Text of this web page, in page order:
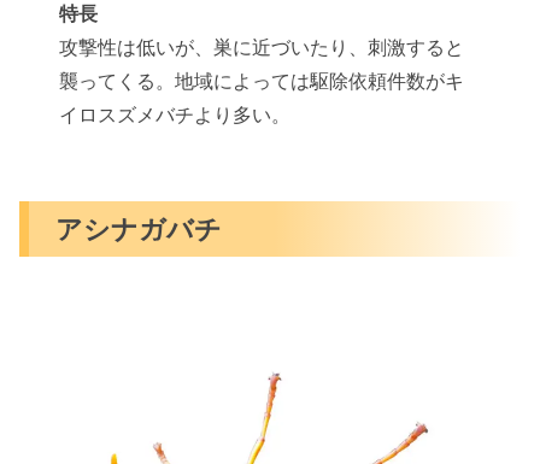
特長
攻撃性は低いが、巣に近づいたり、刺激すると
襲ってくる。地域によっては駆除依頼件数がキ
イロスズメバチより多い。
アシナガバチ